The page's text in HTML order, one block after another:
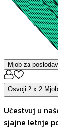
Mjob za
Osvoji 2 x 2
Učestvuj u
sjajne letnje